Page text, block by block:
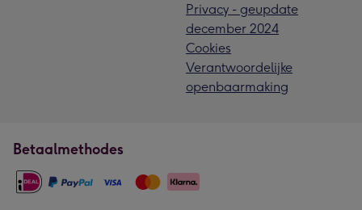
Privacy - geupdate
december 2024
Cookies
Verantwoordelijke
openbaarmaking
Betaalmethodes